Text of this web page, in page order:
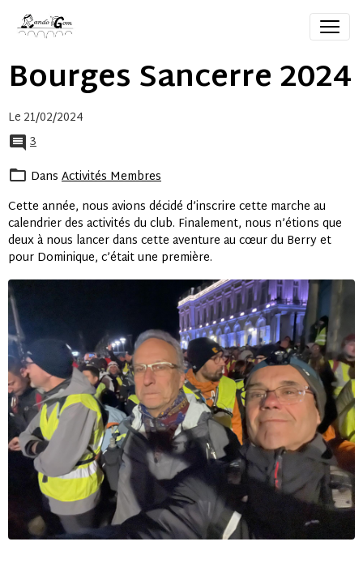
Bourges Sancerre 2024
Le 21/02/2024
3
Dans Activités Membres
Cette année, nous avions décidé d’inscrire cette marche au
calendrier des activités du club. Finalement, nous n’étions que
deux à nous lancer dans cette aventure au cœur du Berry et
pour Dominique, c’était une première.